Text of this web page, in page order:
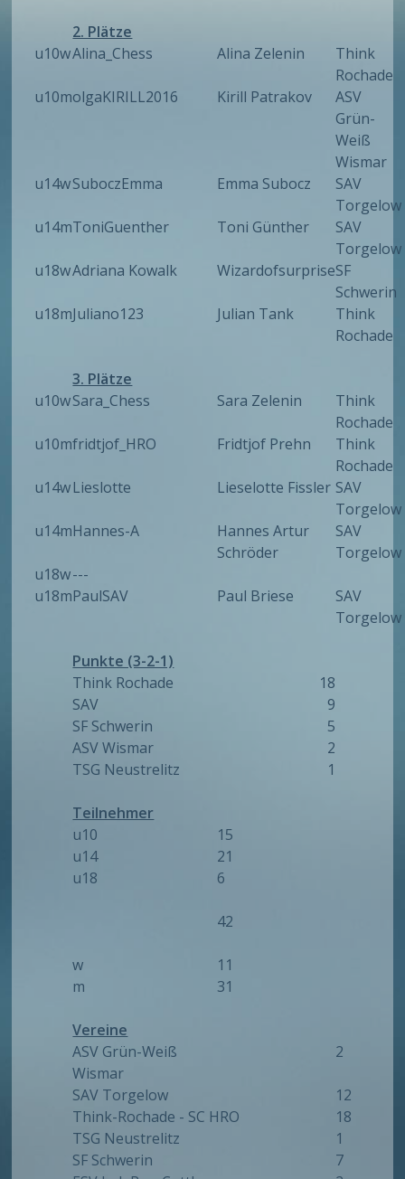
2. Plätze
u10wAlina_Chess Alina Zelenin
Think
Rochade
u10molgaKIRILL2016 Kirill Patrakov
ASV
Grün-
Weiß
Wismar
u14wSuboczEmma Emma Subocz
SAV
Torgelow
u14mToniGuenther Toni Günther
SAV
Torgelow
u18wAdriana Kowalk WizardofsurpriseSF
Schwerin
u18mJuliano123 Julian Tank
Think
Rochade
3. Plätze
u10wSara_Chess Sara Zelenin
Think
Rochade
u10mfridtjof_HRO Fridtjof Prehn
Think
Rochade
u14wLieslotte Lieselotte Fissler SAV
Torgelow
u14mHannes-A
Hannes Artur
Schröder
SAV
Torgelow
u18w---
u18mPaulSAV Paul Briese
SAV
Torgelow
Punkte (3-2-1)
Think Rochade
18
SAV
9
SF Schwerin
5
ASV Wismar
2
TSG Neustrelitz
1
Teilnehmer
u10
15
u14
21
u18
6
42
w
11
m
31
Vereine
ASV Grün-Weiß
Wismar
2
SAV Torgelow
12
Think-Rochade - SC HRO
18
TSG Neustrelitz
1
SF Schwerin
7